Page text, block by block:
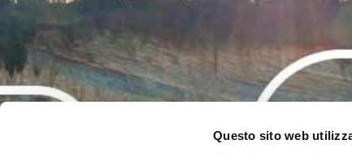
Questo sito web